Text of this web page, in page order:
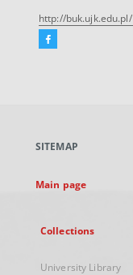
http://buk.ujk.edu.pl/
Facebook
new
SITEMAP
Main page
Collections
University Library